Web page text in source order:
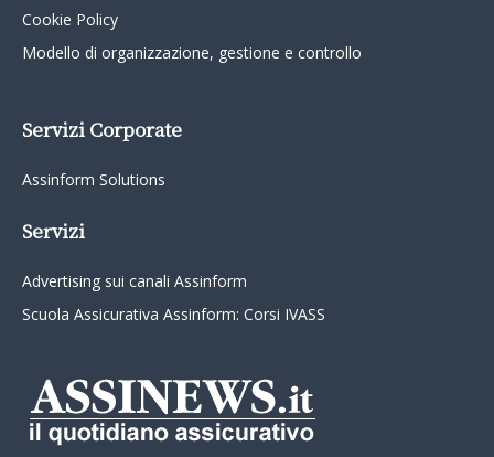
Cookie Policy
Modello di organizzazione, gestione e controllo
Servizi Corporate
Assinform Solutions
Servizi
Advertising sui canali Assinform
Scuola Assicurativa Assinform: Corsi IVASS